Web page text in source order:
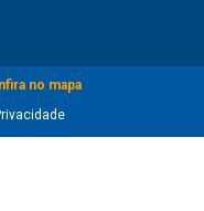
no mapa